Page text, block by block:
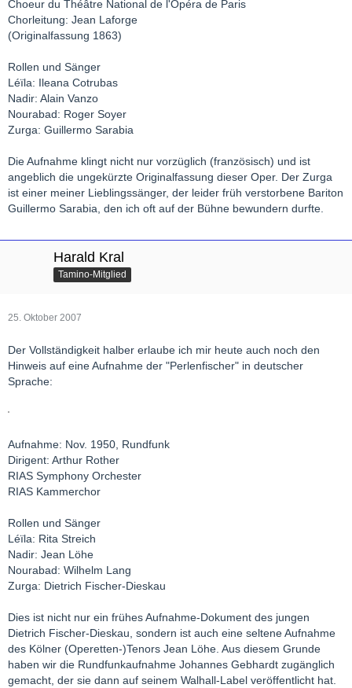
Choeur du Théâtre National de l'Opéra de Paris
Chorleitung: Jean Laforge
(Originalfassung 1863)
Rollen und Sänger
Léïla: Ileana Cotrubas
Nadir: Alain Vanzo
Nourabad: Roger Soyer
Zurga: Guillermo Sarabia
Die Aufnahme klingt nicht nur vorzüglich (französisch) und ist
angeblich die ungekürzte Originalfassung dieser Oper. Der Zurga
ist einer meiner Lieblingssänger, der leider früh verstorbene Bariton
Guillermo Sarabia, den ich oft auf der Bühne bewundern durfte.
Harald Kral
Tamino-Mitglied
25. Oktober 2007
Der Vollständigkeit halber erlaube ich mir heute auch noch den
Hinweis auf eine Aufnahme der "Perlenfischer" in deutscher
Sprache:
Aufnahme: Nov. 1950, Rundfunk
Dirigent: Arthur Rother
RIAS Symphony Orchester
RIAS Kammerchor
Rollen und Sänger
Léïla: Rita Streich
Nadir: Jean Löhe
Nourabad: Wilhelm Lang
Zurga: Dietrich Fischer-Dieskau
Dies ist nicht nur ein frühes Aufnahme-Dokument des jungen
Dietrich Fischer-Dieskau, sondern ist auch eine seltene Aufnahme
des Kölner (Operetten-)Tenors Jean Löhe. Aus diesem Grunde
haben wir die Rundfunkaufnahme Johannes Gebhardt zugänglich
gemacht, der sie dann auf seinem Walhall-Label veröffentlicht hat.